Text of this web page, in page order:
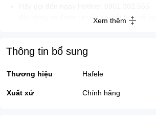
đặt hàng và được tư vấn chi tiết hơn về
0907.262.388 – 0901.382.555
Xem thêm
Thông tin bổ sung
Thương hiệu Hafele
Xuất xứ Chính hãng